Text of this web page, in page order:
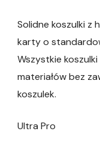
Solidne koszulki z
karty o
Wszystkie
materiałów bez
koszulek.
Ultra Pro